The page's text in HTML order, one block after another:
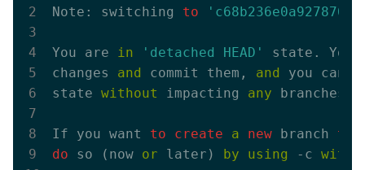
Note: switching to
You are in 'detached HEAD'
state. You
changes and commit them, and
you can
state without impacting any branches
If you want to create a new branch to
do so (now or later) by using -c with